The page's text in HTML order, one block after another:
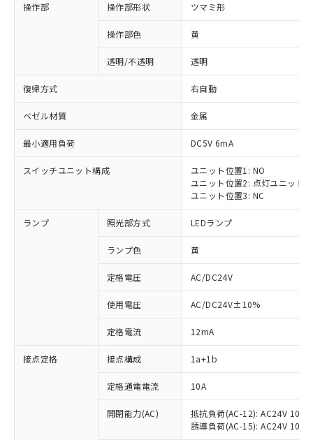
操作部 操作部形状 ツマミ形
操作部色 黄
透明/不透明 透明
復帰方式 右自動
ベゼル材質 金属
最小適用負荷 DC5V 6mA
スイッチユニット構成
ユニット位置1: NO
ユニット位置2: 点灯ユニット
ユニット位置3: NC
ランプ 照光部方式 LEDランプ
ランプ色 黄
定格電圧 AC/DC24V
使用電圧 AC/DC24V±10%
定格電流 12mA
接点定格 接点構成 1a+1b
定格通電電流 10A
開閉能力(AC)
抵抗負荷(AC-12): AC24V 10A/
誘導負荷(AC-15): AC24V
対応済み：EU RoHS指令（10物質）の
非含有に対応した製品が提供可能な商品で